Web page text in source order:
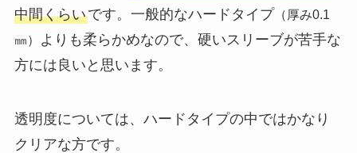
中間くらいです。一般的なハードタイプ（厚み0.1
㎜）
よりも柔らかめなので、硬いスリーブが苦手な
方には良いと思います。
透明度については、ハードタイプの中ではかなり
クリアな方です。